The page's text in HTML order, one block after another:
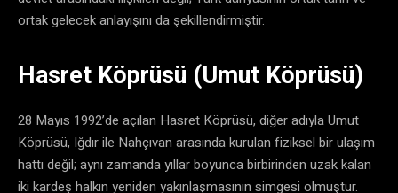
ortak gelecek anlayışını da şekillendirmiştir.
Hasret Köprüsü (Umut Köprüsü)
28 Mayıs 1992’de açılan Hasret Köprüsü, diğer adıyla Umut
Köprüsü, Iğdır ile Nahçıvan arasında kurulan fiziksel bir ulaşım
hattı değil; aynı zamanda yıllar boyunca birbirinden uzak kalan
iki kardeş halkın yeniden yakınlaşmasının simgesi olmuştur.